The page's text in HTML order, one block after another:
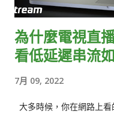
為什麼電視直
看低延遲串流
7月 09, 2022
大多時候，你在網路上